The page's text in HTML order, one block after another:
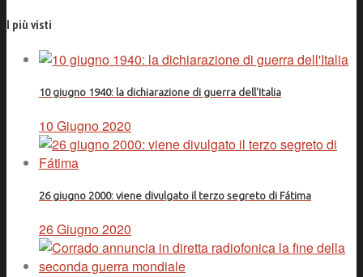
I più visti
10 giugno 1940: la dichiarazione di guerra dell'Italia
10 Giugno 2020
26 giugno 2000: viene divulgato il terzo segreto di Fátima
26 Giugno 2020